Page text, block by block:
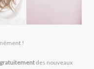
!
des nouveaux